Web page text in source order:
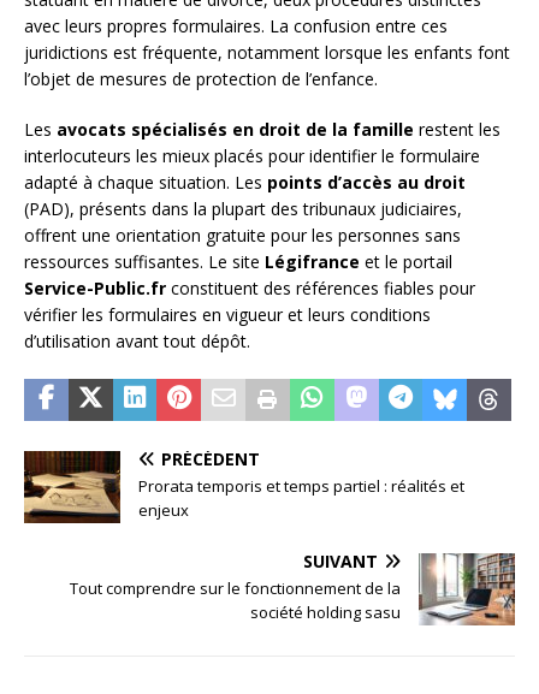
avec leurs propres formulaires. La confusion entre ces
juridictions est fréquente, notamment lorsque les enfants font
l’objet de mesures de protection de l’enfance.
Les avocats spécialisés en droit de la famille restent les
interlocuteurs les mieux placés pour identifier le formulaire
adapté à chaque situation. Les points d’accès au droit
(PAD), présents dans la plupart des tribunaux judiciaires,
offrent une orientation gratuite pour les personnes sans
ressources suffisantes. Le site Légifrance et le portail
Service-Public.fr constituent des références fiables pour
vérifier les formulaires en vigueur et leurs conditions
d’utilisation avant tout dépôt.
PRÉCÉDENT
Prorata temporis et temps partiel : réalités et
enjeux
SUIVANT
Tout comprendre sur le fonctionnement de la
société holding sasu